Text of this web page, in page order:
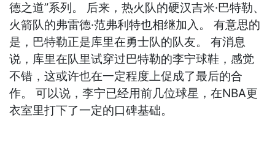
德之道”系列。 后来，热火队的硬汉吉米·巴特勒、
火箭队的弗雷德·范弗利特也相继加入。 有意思的
是，巴特勒正是库里在勇士队的队友。 有消息
说，库里在队里试穿过巴特勒的李宁球鞋，感觉
不错，这或许也在一定程度上促成了最后的合
作。 可以说，李宁已经用前几位球星，在NBA更
衣室里打下了一定的口碑基础。